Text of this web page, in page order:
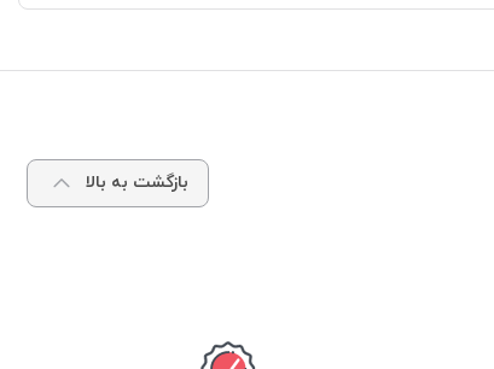
بازگشت به بالا